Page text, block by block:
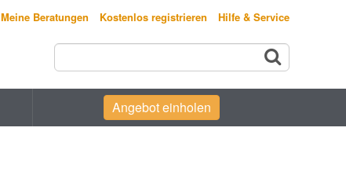
Meine Beratungen Kostenlos registrieren Hilfe & Service
Angebot einholen